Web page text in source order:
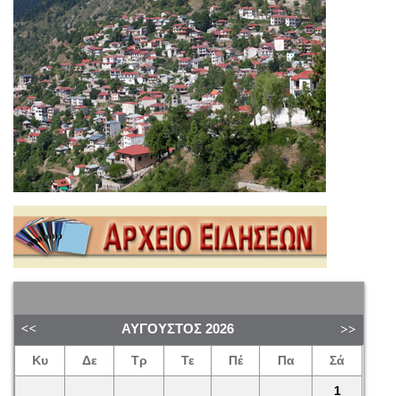
ΑΎΓΟΥΣΤΟΣ 2026
Κυ Δε Τρ Τε Πέ Πα Σά
1